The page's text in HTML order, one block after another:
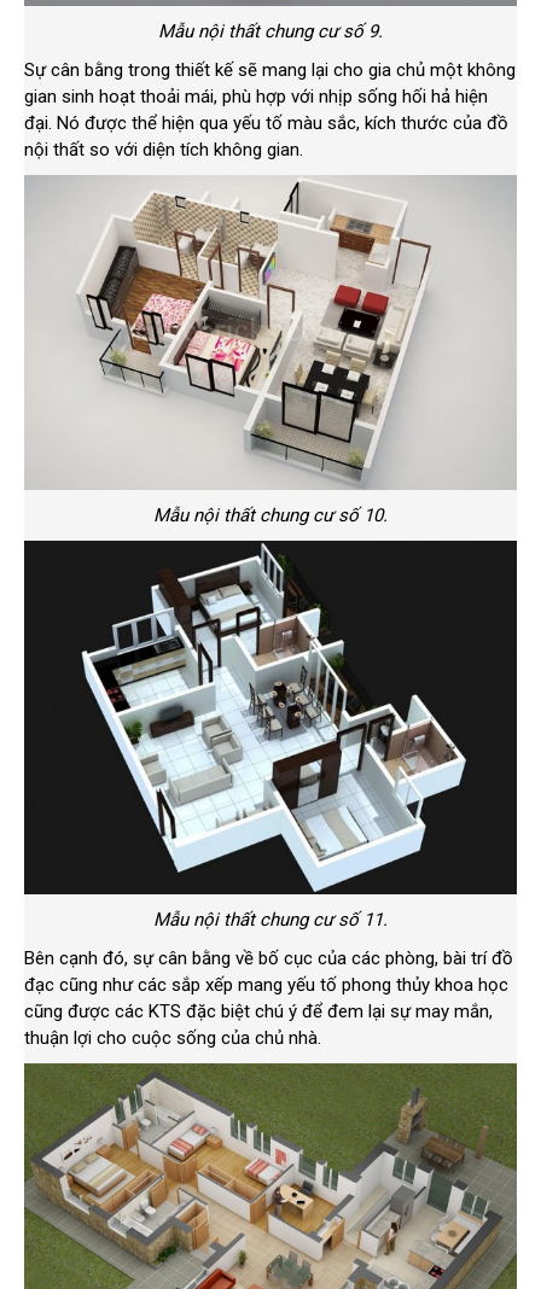
Mẫu nội thất chung cư số 9.
Sự cân bằng trong thiết kế sẽ mang lại cho gia chủ một không
gian sinh hoạt thoải mái, phù hợp với nhịp sống hối hả hiện
đại. Nó được thể hiện qua yếu tố màu sắc, kích thước của đồ
nội thất so với diện tích không gian.
Mẫu nội thất chung cư số 10.
Mẫu nội thất chung cư số 11.
Bên cạnh đó, sự cân bằng về bố cục của các phòng, bài trí đồ
đạc cũng như các sắp xếp mang yếu tố phong thủy khoa học
cũng được các KTS đặc biệt chú ý để đem lại sự may mắn,
thuận lợi cho cuộc sống của chủ nhà.